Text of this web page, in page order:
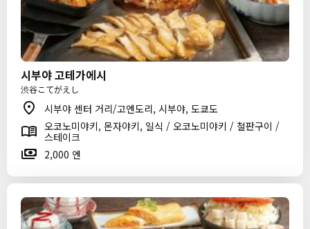
시부야 고테가에시
渋谷こてがえし
시부야 센터 거리/고엔도리, 시부야, 도쿄도
오코노미야키, 몬자야키, 일식 / 오코노미야키 / 철판구이 /
스테이크
2,000 엔